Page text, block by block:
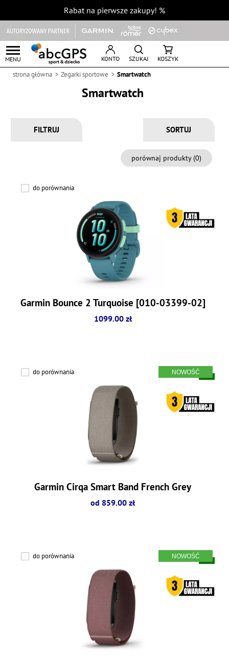
Rabat na pierwsze zakupy! %
MENU KONTO SZUKAJ KOSZYK
strona główna Zegarki sportowe Smartwatch
Smartwatch
FILTRUJ
porównaj produkty (0)
do porównania
Garmin Bounce 2 Turquoise [010-03399-02]
1099.00 zł
do porównania
Garmin Cirqa Smart Band French Grey
od 859.00 zł
do porównania